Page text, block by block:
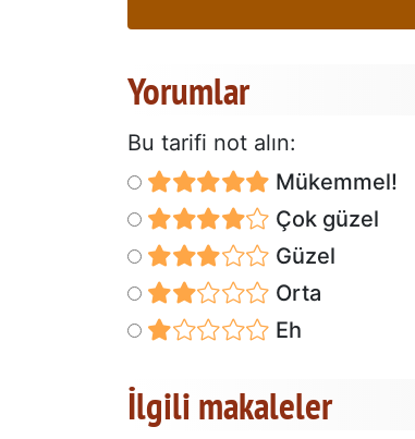
Yorumlar
Bu tarifi not alın:
Mükemmel!
Çok güzel
Güzel
Orta
Eh
İlgili makaleler